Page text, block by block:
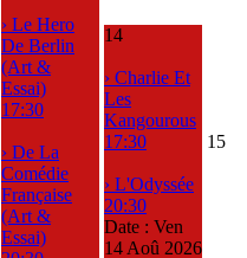
› Le Hero
De Berlin
(Art &
Essai)
17:30
› De La
Comédie
Française
(Art &
Essai)
14
› Charlie Et
Les
Kangourous
17:30
› L'Odyssée
20:30
Date : Ven
14 Aoû 2026
15